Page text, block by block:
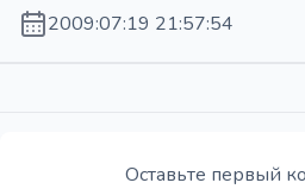
2009:07:19 21:57:54
Оставьте первый